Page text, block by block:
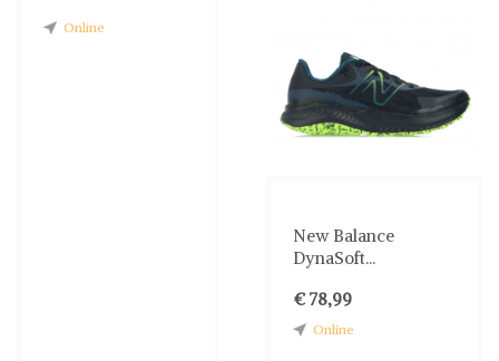
Online
New Balance
DynaSoft...
€ 78,99
Online